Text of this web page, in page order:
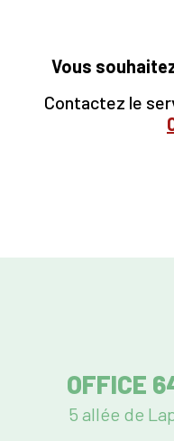
Vous
Contactez le
OFFICE
5 allée de